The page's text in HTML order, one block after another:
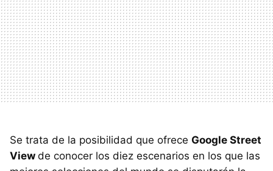
Se trata de la posibilidad que ofrece Google Street
View de conocer los diez escenarios en los que las